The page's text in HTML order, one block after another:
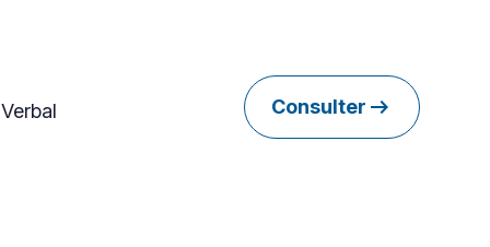
Consulter arrow_right_alt